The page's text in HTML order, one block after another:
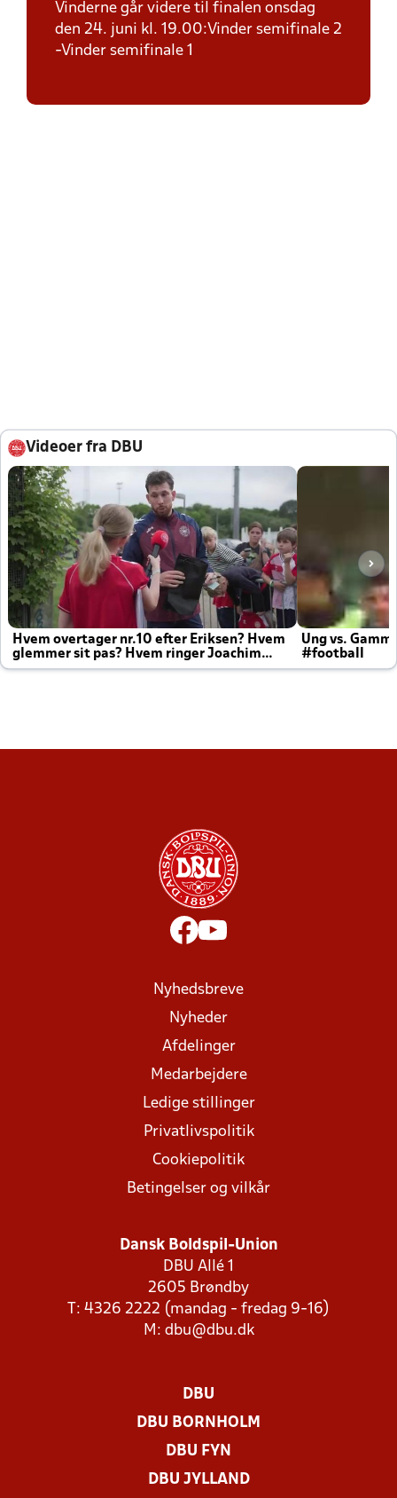
Vinderne går videre til finalen onsdag
den 24. juni kl. 19.00:Vinder semifinale 2
-Vinder semifinale 1
Videoer fra DBU
Hvem overtager nr.10 efter Eriksen? Hvem
glemmer sit pas? Hvem ringer Joachim
altid til efter kampe?
Ung vs.
#football
Nyhedsbreve
Nyheder
Afdelinger
Medarbejdere
Ledige stillinger
Privatlivspolitik
Cookiepolitik
Betingelser og vilkår
Dansk Boldspil-Union
DBU Allé 1
2605 Brøndby
T: 4326 2222 (mandag - fredag 9-16)
M: dbu@dbu.dk
DBU
DBU BORNHOLM
DBU FYN
DBU JYLLAND